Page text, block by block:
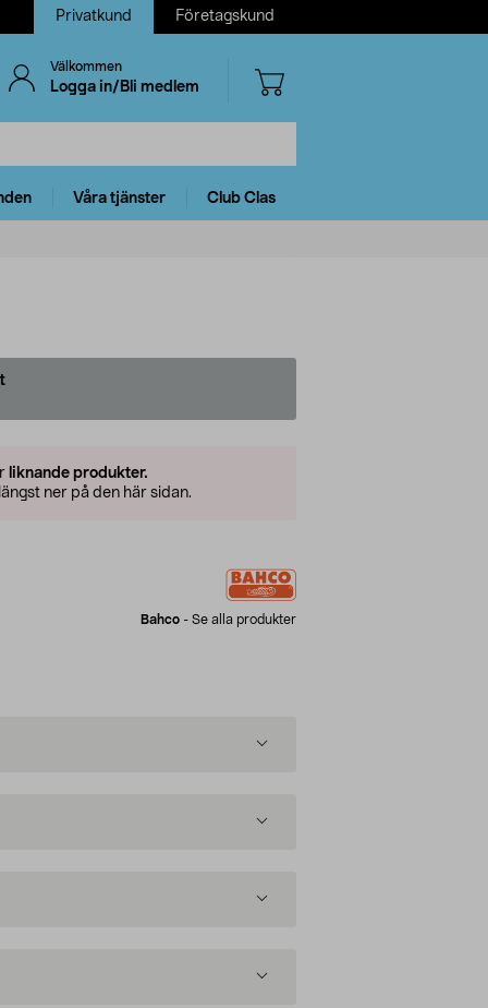
Privatkund Företagskund
Välkommen
Logga in/Bli medlem
Våra tjänster Club Clas
liknande produkter.
ner på den här sidan.
Bahco - Se alla produkter